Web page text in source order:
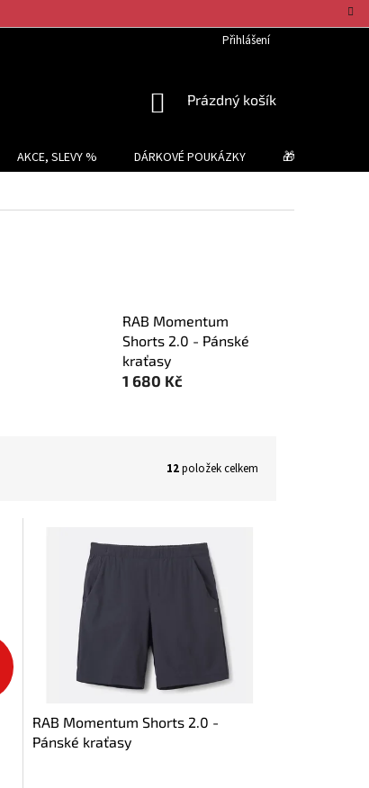
Přihlášení
NÁKUPNÍ
Prázdný košík
AKCE, SLEVY % DÁRKOVÉ POUKÁZKY 🎁 TIPY NA
RAB Momentum
Shorts 2.0 - Pánské
kraťasy
1 680 Kč
12položek celkem
RAB Momentum Shorts 2.0 -
Pánské kraťasy